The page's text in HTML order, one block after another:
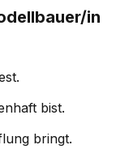
in
bist.
bringt.